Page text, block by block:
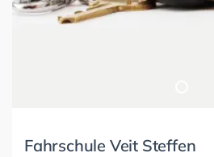
Fahrschule Veit Steffen